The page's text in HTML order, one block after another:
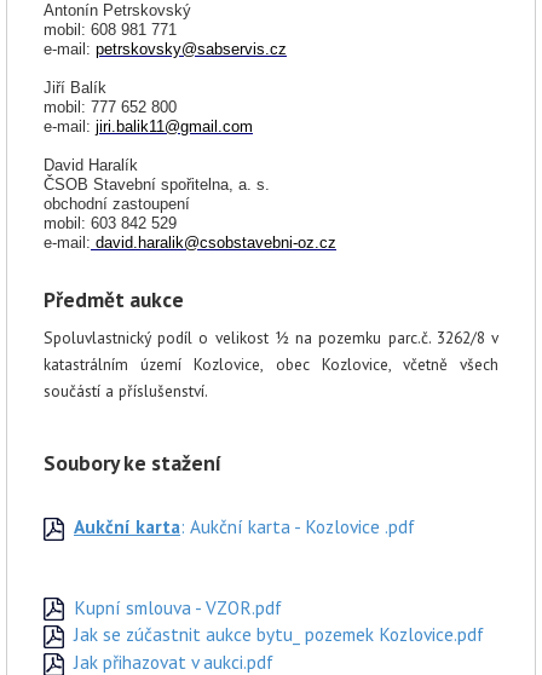
Antonín Petrskovský
mobil: 608 981 771
e-mail: petrskovsky@sabservis.cz
Jiří Balík
mobil: 777 652 800
e-mail: jiri.balik11@gmail.com
David Haralík
ČSOB Stavební spořitelna, a. s.
obchodní zastoupení
mobil: 603 842 529
e-mail: david.haralik@csobstavebni-oz.cz
Předmět aukce
Spoluvlastnický podíl o velikost ½ na pozemku parc.č. 3262/8 v
katastrálním území Kozlovice, obec Kozlovice, včetně všech
součástí a příslušenství.
Soubory ke stažení
Aukční karta: Aukční karta - Kozlovice .pdf
Kupní smlouva - VZOR.pdf
Jak se zúčastnit aukce bytu_ pozemek Kozlovice.pdf
Jak přihazovat v aukci.pdf